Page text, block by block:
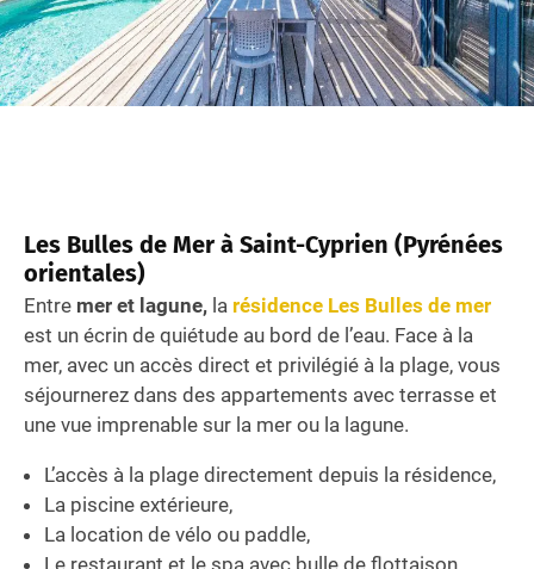
Les Bulles de Mer à Saint-Cyprien (Pyrénées
orientales)
Entre mer et lagune, la résidence Les Bulles de mer
est un écrin de quiétude au bord de l’eau. Face à la
mer, avec un accès direct et privilégié à la plage, vous
séjournerez dans des appartements avec terrasse et
une vue imprenable sur la mer ou la lagune.
L’accès à la plage directement depuis la résidence,
La piscine extérieure,
La location de vélo ou paddle,
Le restaurant et le spa avec bulle de flottaison